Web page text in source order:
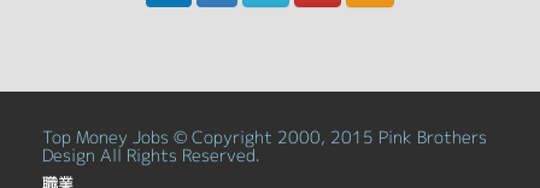
Top Money Jobs © Copyright 2000, 2015 Pink Brothers
Design All Rights Reserved.
職業